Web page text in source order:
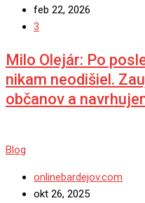
feb 22, 2026
3
Milo Olejár: Po
nikam neodišiel.
občanov a
Blog
onlinebardejov.com
okt 26, 2025